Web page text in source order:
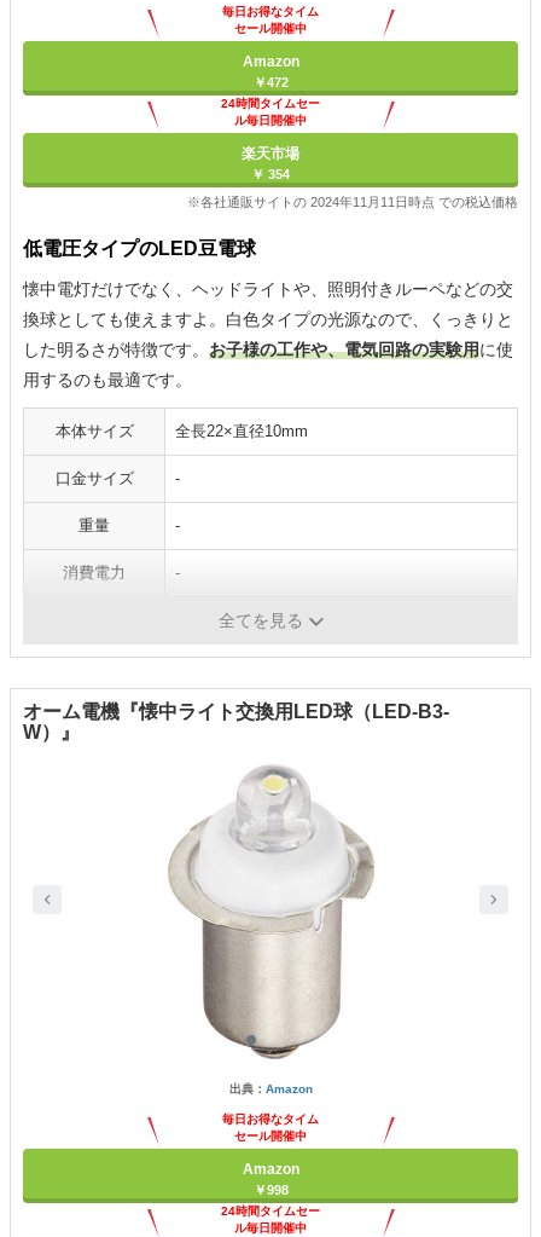
毎日お得なタイム
セール開催中
Amazon
￥472
24時間タイムセー
ル毎日開催中
楽天市場
￥ 354
※各社通販サイトの 2024年11月11日時点 での税込価格
低電圧タイプのLED豆電球
懐中電灯だけでなく、ヘッドライトや、照明付きルーペなどの交
換球としても使えますよ。白色タイプの光源なので、くっきりと
した明るさが特徴です。 お子様の工作や、電気回路の実験用に使
用するのも最適です。
本体サイズ 全長22×直径10mm
口金サイズ -
重量 -
消費電力 -
全てを見る
オーム電機『懐中ライト交換用LED球（LED-B3-
W）』
出典： Amazon
毎日お得なタイム
セール開催中
Amazon
￥998
24時間タイムセー
ル毎日開催中